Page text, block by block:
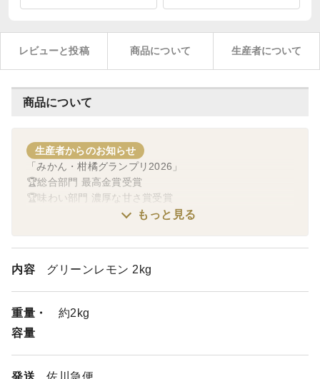
レビューと投稿 商品について 生産者について
商品について
生産者からのお知らせ
「みかん・柑橘グランプリ2026」
🏆総合部門 最高金賞受賞
🏆味わい部門 濃厚な甘さ賞受賞
🏆果物好きに贈りたい賞
もっと見る
内容 グリーンレモン 2kg
重量・
容量
約2kg
発送 佐川急便